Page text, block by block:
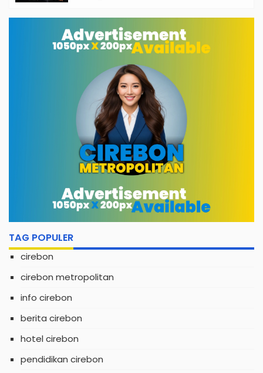
Mahasiswa Diterjunkan ke 33 Desa
TAG POPULER
cirebon
cirebon metropolitan
info cirebon
berita cirebon
hotel cirebon
pendidikan cirebon